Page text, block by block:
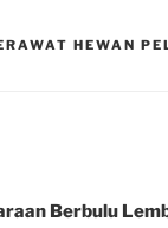
HEWAN
Berbulu